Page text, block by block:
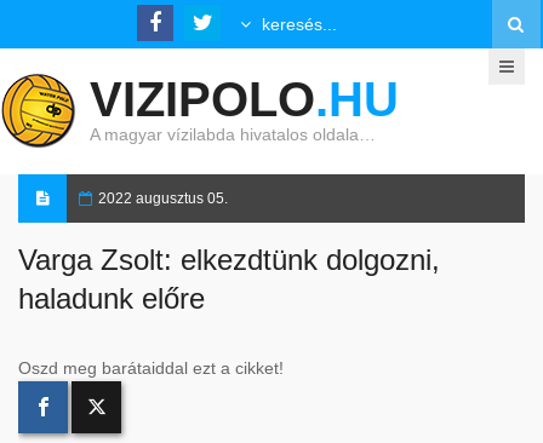
VIZIPOLO.HU
A magyar vízilabda hivatalos oldala…
2022 augusztus 05.
Varga Zsolt: elkezdtünk dolgozni,
haladunk előre
Oszd meg barátaiddal ezt a cikket!